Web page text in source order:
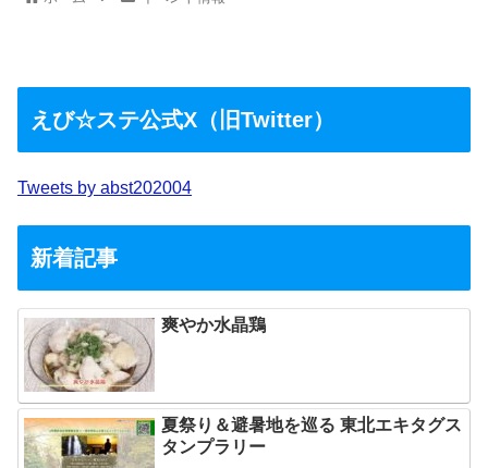
えび☆ステ公式X（旧Twitter）
Tweets by abst202004
新着記事
爽やか水晶鶏
夏祭り＆避暑地を巡る 東北エキタグス
タンプラリー